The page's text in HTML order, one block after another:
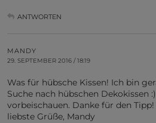
ANTWORTEN
MANDY
29. SEPTEMBER 2016 / 18:19
Was für hübsche Kissen! Ich bin
Suche nach hübschen Dekokissen
vorbeischauen. Danke für den Tipp!
liebste Grüße, Mandy